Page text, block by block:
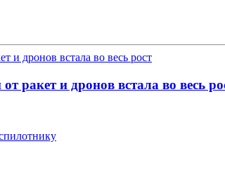
ракет и дронов встала во весь